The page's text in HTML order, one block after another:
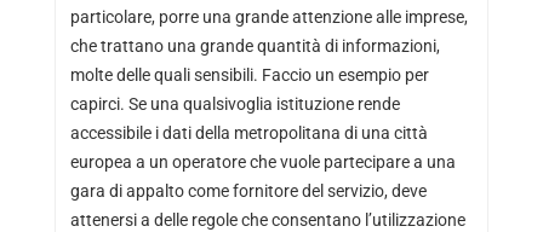
particolare, porre una grande attenzione alle imprese,
che trattano una grande quantità di informazioni,
molte delle quali sensibili. Faccio un esempio per
capirci. Se una qualsivoglia istituzione rende
accessibile i dati della metropolitana di una città
europea a un operatore che vuole partecipare a una
gara di appalto come fornitore del servizio, deve
attenersi a delle regole che consentano l’utilizzazione